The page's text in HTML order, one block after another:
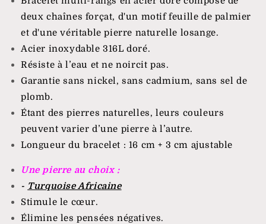
deux chaînes forçat, d'un motif feuille de palmier
et d'une véritable pierre naturelle losange.
Acier inoxydable 316L doré.
Résiste à l’eau et ne noircit pas.
Garantie sans nickel, sans cadmium, sans sel de
plomb.
Étant des pierres naturelles, leurs couleurs
peuvent varier d’une pierre à l’autre.
Longueur du bracelet : 16 cm + 3 cm ajustable
Une pierre au choix :
- Turquoise Africaine
Stimule le cœur.
Élimine les pensées négatives.